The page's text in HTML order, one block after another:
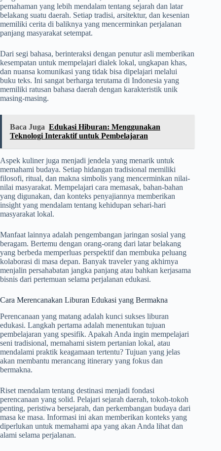
pemahaman yang lebih mendalam tentang sejarah dan latar
belakang suatu daerah. Setiap tradisi, arsitektur, dan kesenian
memiliki cerita di baliknya yang mencerminkan perjalanan
panjang masyarakat setempat.
Dari segi bahasa, berinteraksi dengan penutur asli memberikan
kesempatan untuk mempelajari dialek lokal, ungkapan khas,
dan nuansa komunikasi yang tidak bisa dipelajari melalui
buku teks. Ini sangat berharga terutama di Indonesia yang
memiliki ratusan bahasa daerah dengan karakteristik unik
masing-masing.
Baca Juga Edukasi Hiburan: Menggunakan
Teknologi Interaktif untuk Pembelajaran
Aspek kuliner juga menjadi jendela yang menarik untuk
memahami budaya. Setiap hidangan tradisional memiliki
filosofi, ritual, dan makna simbolis yang mencerminkan nilai-
nilai masyarakat. Mempelajari cara memasak, bahan-bahan
yang digunakan, dan konteks penyajiannya memberikan
insight yang mendalam tentang kehidupan sehari-hari
masyarakat lokal.
Manfaat lainnya adalah pengembangan jaringan sosial yang
beragam. Bertemu dengan orang-orang dari latar belakang
yang berbeda memperluas perspektif dan membuka peluang
kolaborasi di masa depan. Banyak traveler yang akhirnya
menjalin persahabatan jangka panjang atau bahkan kerjasama
bisnis dari pertemuan selama perjalanan edukasi.
Cara Merencanakan Liburan Edukasi yang Bermakna
Perencanaan yang matang adalah kunci sukses liburan
edukasi. Langkah pertama adalah menentukan tujuan
pembelajaran yang spesifik. Apakah Anda ingin mempelajari
seni tradisional, memahami sistem pertanian lokal, atau
mendalami praktik keagamaan tertentu? Tujuan yang jelas
akan membantu merancang itinerary yang fokus dan
bermakna.
Riset mendalam tentang destinasi menjadi fondasi
perencanaan yang solid. Pelajari sejarah daerah, tokoh-tokoh
penting, peristiwa bersejarah, dan perkembangan budaya dari
masa ke masa. Informasi ini akan memberikan konteks yang
diperlukan untuk memahami apa yang akan Anda lihat dan
alami selama perjalanan.